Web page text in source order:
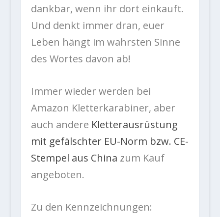
dankbar, wenn ihr dort einkauft.
Und denkt immer dran, euer
Leben hängt im wahrsten Sinne
des Wortes davon ab!
Immer wieder werden bei
Amazon Kletterkarabiner, aber
auch andere Kletterausrüstung
mit gefälschter EU-Norm bzw. CE-
Stempel aus China zum Kauf
angeboten.
Zu den Kennzeichnungen: